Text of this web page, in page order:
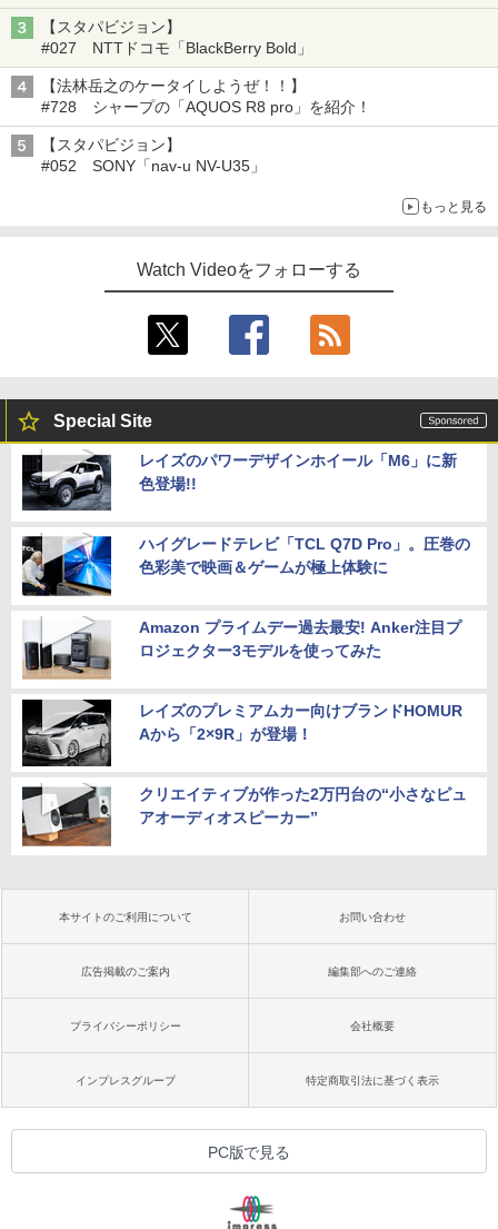
【スタパビジョン】
#027 NTTドコモ「BlackBerry Bold」
【法林岳之のケータイしようぜ！！】
#728 シャープの「AQUOS R8 pro」を紹介！
【スタパビジョン】
#052 SONY「nav-u NV-U35」
もっと見る
Watch Videoをフォローする
Special Site
レイズのパワーデザインホイール「M6」に新
色登場!!
ハイグレードテレビ「TCL Q7D Pro」。圧巻の
色彩美で映画＆ゲームが極上体験に
Amazon プライムデー過去最安! Anker注目プ
ロジェクター3モデルを使ってみた
レイズのプレミアムカー向けブランドHOMUR
Aから「2×9R」が登場！
クリエイティブが作った2万円台の“小さなピュ
アオーディオスピーカー”
本サイトのご利用について お問い合わせ
広告掲載のご案内 編集部へのご連絡
プライバシーポリシー 会社概要
インプレスグループ 特定商取引法に基づく表示
PC版で見る